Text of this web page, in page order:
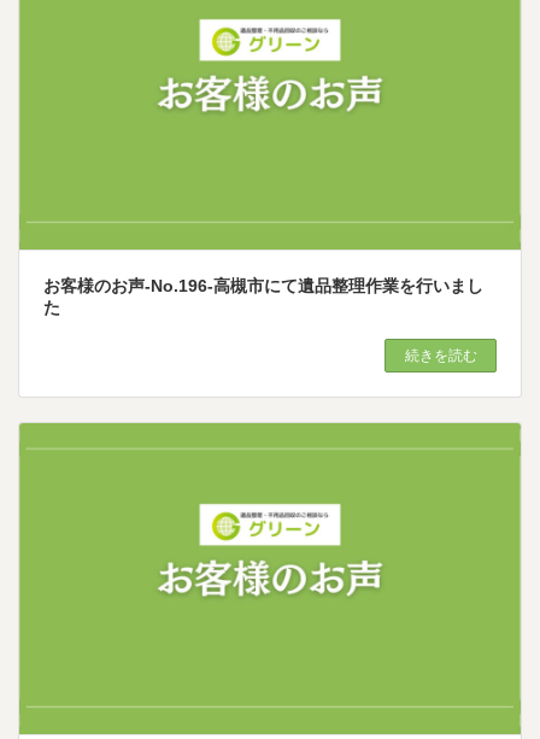
お客様のお声-No.196-高槻市にて遺品整理作業を行いまし
た
続きを読む